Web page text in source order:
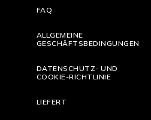
FAQ
ALLGEMEINE
GESCHÄFTSBEDINGUNGEN
DATENSCHUTZ- UND
COOKIE-RICHTLINIE
LIEFERT